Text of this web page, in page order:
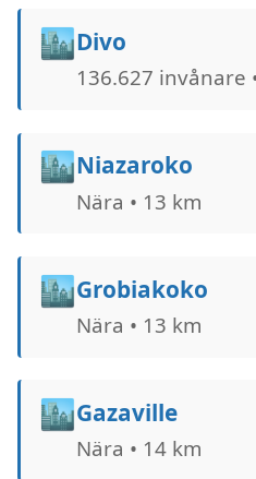
🏙️Divo
136.627 invånare
🏙️Niazaroko
Nära • 13 km
🏙️Grobiakoko
Nära • 13 km
🏙️Gazaville
Nära • 14 km